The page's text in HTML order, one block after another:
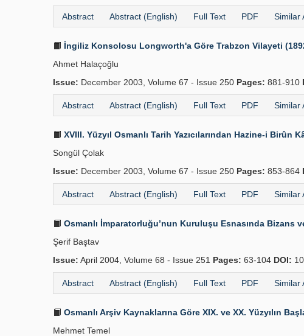
Abstract Abstract (English) Full Text PDF Similar
İngiliz Konsolosu Longworth'a Göre Trabzon Vilayeti
Ahmet Halaçoğlu
Issue: December 2003, Volume 67 - Issue 250 Pages: 881-910
Abstract Abstract (English) Full Text PDF Similar
XVIII. Yüzyıl Osmanlı Tarih Yazıcılarından Hazine-i Birûn
Songül Çolak
Issue: December 2003, Volume 67 - Issue 250 Pages: 853-864
Abstract Abstract (English) Full Text PDF Similar
Osmanlı İmparatorluğu’nun Kuruluşu Esnasında Bizans
Şerif Baştav
Issue: April 2004, Volume 68 - Issue 251 Pages: 63-104 DOI:
Abstract Abstract (English) Full Text PDF Similar
Osmanlı Arşiv Kaynaklarına Göre XIX. ve XX. Yüzyılın
Mehmet Temel